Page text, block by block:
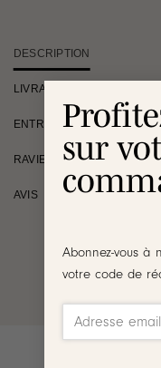
sur
Abonnez-vous à
votre code de
DESCRIPTION
LIVRAISON
ENTRETIEN
RAVIE OU REMBOURSÉE
AVIS